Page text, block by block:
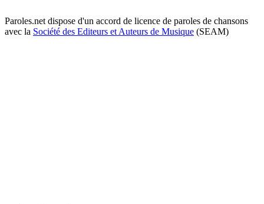
Paroles.net dispose d'un accord de licence de paroles de chansons
avec la Société des Editeurs et Auteurs de Musique (SEAM)